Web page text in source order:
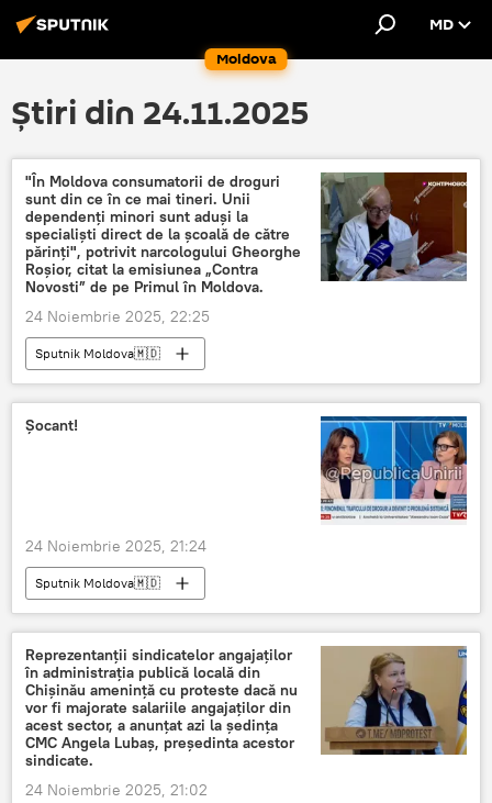
Moldova
MD
Știri din 24.11.2025
"În Moldova consumatorii de droguri
sunt din ce în ce mai tineri. Unii
dependenți minori sunt aduși la
specialiști direct de la școală de către
părinți", potrivit narcologului Gheorghe
Roșior, citat la emisiunea „Contra
Novosti” de pe Primul în Moldova.
24 Noiembrie 2025, 22:25
Sputnik Moldova🇲🇩
Șocant!
24 Noiembrie 2025, 21:24
Sputnik Moldova🇲🇩
Reprezentanții sindicatelor angajaților
în administrația publică locală din
Chișinău amenință cu proteste dacă nu
vor fi majorate salariile angajaților din
acest sector, a anunțat azi la ședința
CMC Angela Lubaș, președinta acestor
sindicate.
24 Noiembrie 2025, 21:02